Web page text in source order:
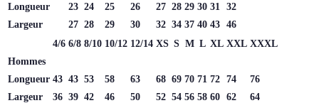
Longueur
23 24 25 26 27 28 29 30 31
32
Largeur
27 28 29 30 32 34 37 40 43 46
4/6 6/8 8/10 10/12 12/14 XS S M L XL XXL XXXL
Hommes
Longueur 43 43 53 58 63 68 69 70 71 72 74
76
Largeur
36 39 42 46 50 52 54 56 58 60 62
64